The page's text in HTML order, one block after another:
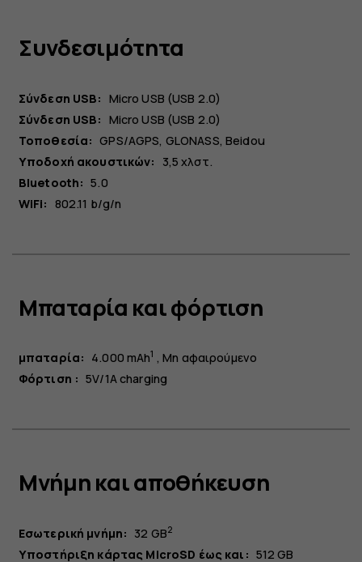
Συνδεσιμότητα
Σύνδεση USB: Micro USB (USB 2.0)
Σύνδεση USB: Micro USB (USB 2.0)
Τοποθεσία: GPS/AGPS, GLONASS, Beidou
Υποδοχή ακουστικών:
3,5 χλστ.
Bluetooth: 5.0
WiFi: 802.11 b/g/n
Μπαταρία και φόρτιση
μπαταρία: 4.000 mAh1
Μη αφαιρούμενο
Φόρτιση : 5V/1A charging
Μνήμη και αποθήκευση
Εσωτερική μνήμη: 32 GB2
Υποστήριξη κάρτας MicroSD έως και: 512 GB